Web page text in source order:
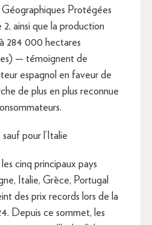
Géographiques Protégées
ainsi que la production
284 000 hectares
— témoignent de
espagnol en faveur de
de plus en plus reconnue
pour l’Italie
cinq principaux pays
Italie, Grèce, Portugal
des prix records lors de la
Depuis ce sommet, les